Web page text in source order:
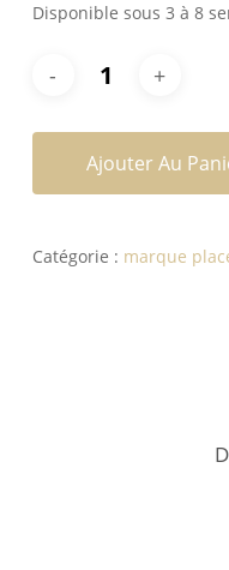
Disponible sous 3 à 8
Ajouter Au
Catégorie : marque